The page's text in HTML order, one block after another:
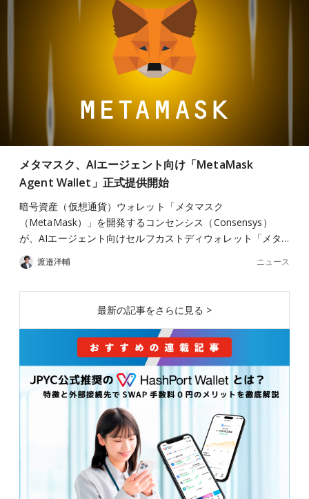
メタマスク、AIエージェント向け「MetaMask
Agent Wallet」正式提供開始
暗号資産（仮想通貨）ウォレット「メタマスク
（MetaMask）」を開発するコンセンシス（Consensys）
が、AIエージェント向けセルフカストディウォレット「メタ…
渡邉洋輔 ニュース
最新の記事をさらに見る >